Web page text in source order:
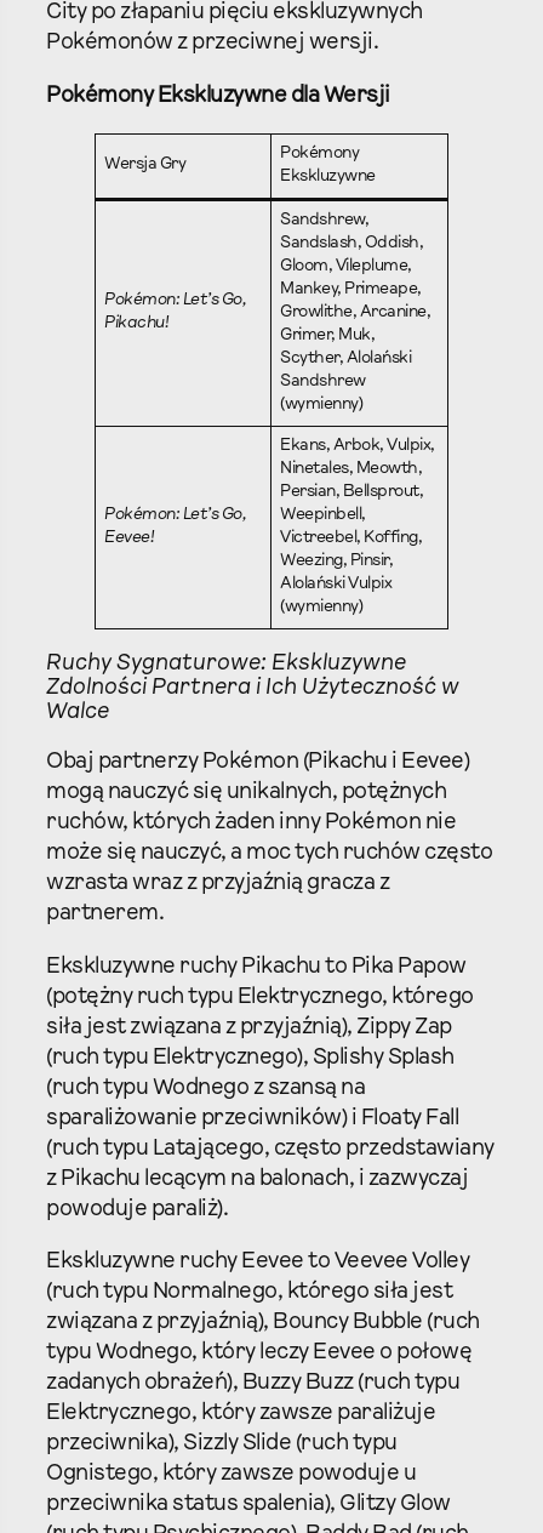
City po złapaniu pięciu ekskluzywnych
Pokémonów z przeciwnej wersji.
Pokémony Ekskluzywne dla Wersji
Wersja Gry
Pokémony
Ekskluzywne
Pokémon: Let’s Go,
Pikachu!
Sandshrew,
Sandslash, Oddish,
Gloom, Vileplume,
Mankey, Primeape,
Growlithe, Arcanine,
Grimer, Muk,
Scyther, Alolański
Sandshrew
(wymienny)
Pokémon: Let’s Go,
Eevee!
Ekans, Arbok, Vulpix,
Ninetales, Meowth,
Persian, Bellsprout,
Weepinbell,
Victreebel, Koffing,
Weezing, Pinsir,
Alolański Vulpix
(wymienny)
Ruchy Sygnaturowe: Ekskluzywne
Zdolności Partnera i Ich Użyteczność w
Walce
Obaj partnerzy Pokémon (Pikachu i Eevee)
mogą nauczyć się unikalnych, potężnych
ruchów, których żaden inny Pokémon nie
może się nauczyć, a moc tych ruchów często
wzrasta wraz z przyjaźnią gracza z
partnerem.
Ekskluzywne ruchy Pikachu to Pika Papow
(potężny ruch typu Elektrycznego, którego
siła jest związana z przyjaźnią), Zippy Zap
(ruch typu Elektrycznego), Splishy Splash
(ruch typu Wodnego z szansą na
sparaliżowanie przeciwników) i Floaty Fall
(ruch typu Latającego, często przedstawiany
z Pikachu lecącym na balonach, i zazwyczaj
powoduje paraliż).
Ekskluzywne ruchy Eevee to Veevee Volley
(ruch typu Normalnego, którego siła jest
związana z przyjaźnią), Bouncy Bubble (ruch
typu Wodnego, który leczy Eevee o połowę
zadanych obrażeń), Buzzy Buzz (ruch typu
Elektrycznego, który zawsze paraliżuje
przeciwnika), Sizzly Slide (ruch typu
Ognistego, który zawsze powoduje u
przeciwnika status spalenia), Glitzy Glow